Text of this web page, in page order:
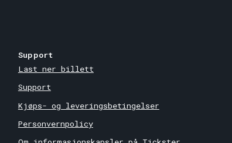
Support
Last ner billett
Support
Kjøps- og leveringsbetingelser
Personvernpolicy